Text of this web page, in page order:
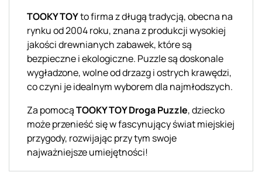
TOOKY TOYto firma z długą tradycją, obecna na
rynku od 2004 roku, znana z produkcji wysokiej
jakości drewnianych zabawek, które są
bezpieczne i ekologiczne. Puzzle są doskonale
wygładzone, wolne od drzazg i ostrych krawędzi,
co czyni je idealnym wyborem dla najmłodszych.
Za pomocąTOOKY TOY Droga Puzzle, dziecko
może przenieść się w fascynujący świat miejskiej
przygody, rozwijając przy tym swoje
najważniejsze umiejętności!